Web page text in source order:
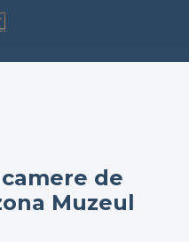
de
Muzeul